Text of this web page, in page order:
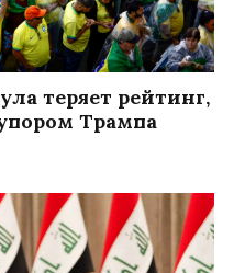
теряет рейтинг,
Трампа